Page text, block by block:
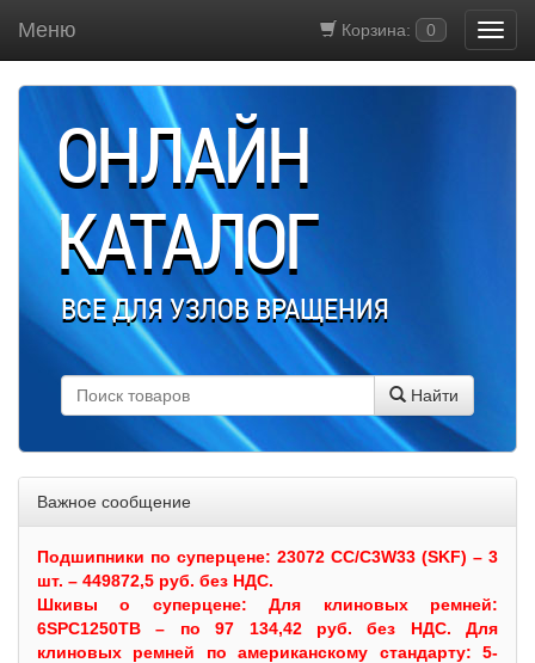
Корзина: 0
Меню
ОНЛАЙН
КАТАЛОГ
ВСЕ ДЛЯ УЗЛОВ ВРАЩЕНИЯ
Найти
Важное сообщение
Подшипники по суперцене: 23072 CC/C3W33 (SKF) – 3
шт. – 449872,5 руб. без НДС.
Шкивыо суперцене:Для клиновых ремней:
6SPC1250TB – по 97 134,42 руб. без НДС. Для
клиновых ремней по американскому стандарту: 5-